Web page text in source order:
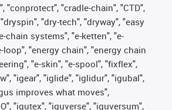
"conprotect", "cradle-chain", "CTD",
"dry-tech", "dryway", "easy
chain systems", "e-ketten", "e-
loop", "energy chain", "energy chain
"e-skin", "e-spool", "fixflex",
"igear", "iglide", "iglidur", "igubal",
improves what moves",
"igutex", "iguverse", "iguversum",